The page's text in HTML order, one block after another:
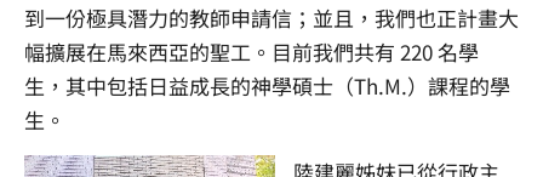
到一份極具潛力的教師申請信；並且，我們也正計畫大
幅擴展在馬來西亞的聖工。目前我們共有 220 名學
生，其中包括日益成長的神學碩士（Th.M.）課程的學
生。